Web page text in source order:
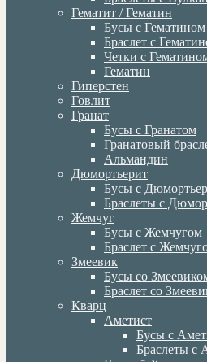
Гематит / Гематин
Бусы с Гематином
Браслет с
Четки с
Гематин
Гиперстен
Говлит
Гранат
Бусы с Гранатом
Гранатовый
Альмандин
Дюмортьерит
Бусы с
Браслеты с
Жемчуг
Бусы с Жемчугом
Браслет с
Змеевик
Бусы со
Браслет со
Кварц
Аметист
Бусы с
Браслеты с